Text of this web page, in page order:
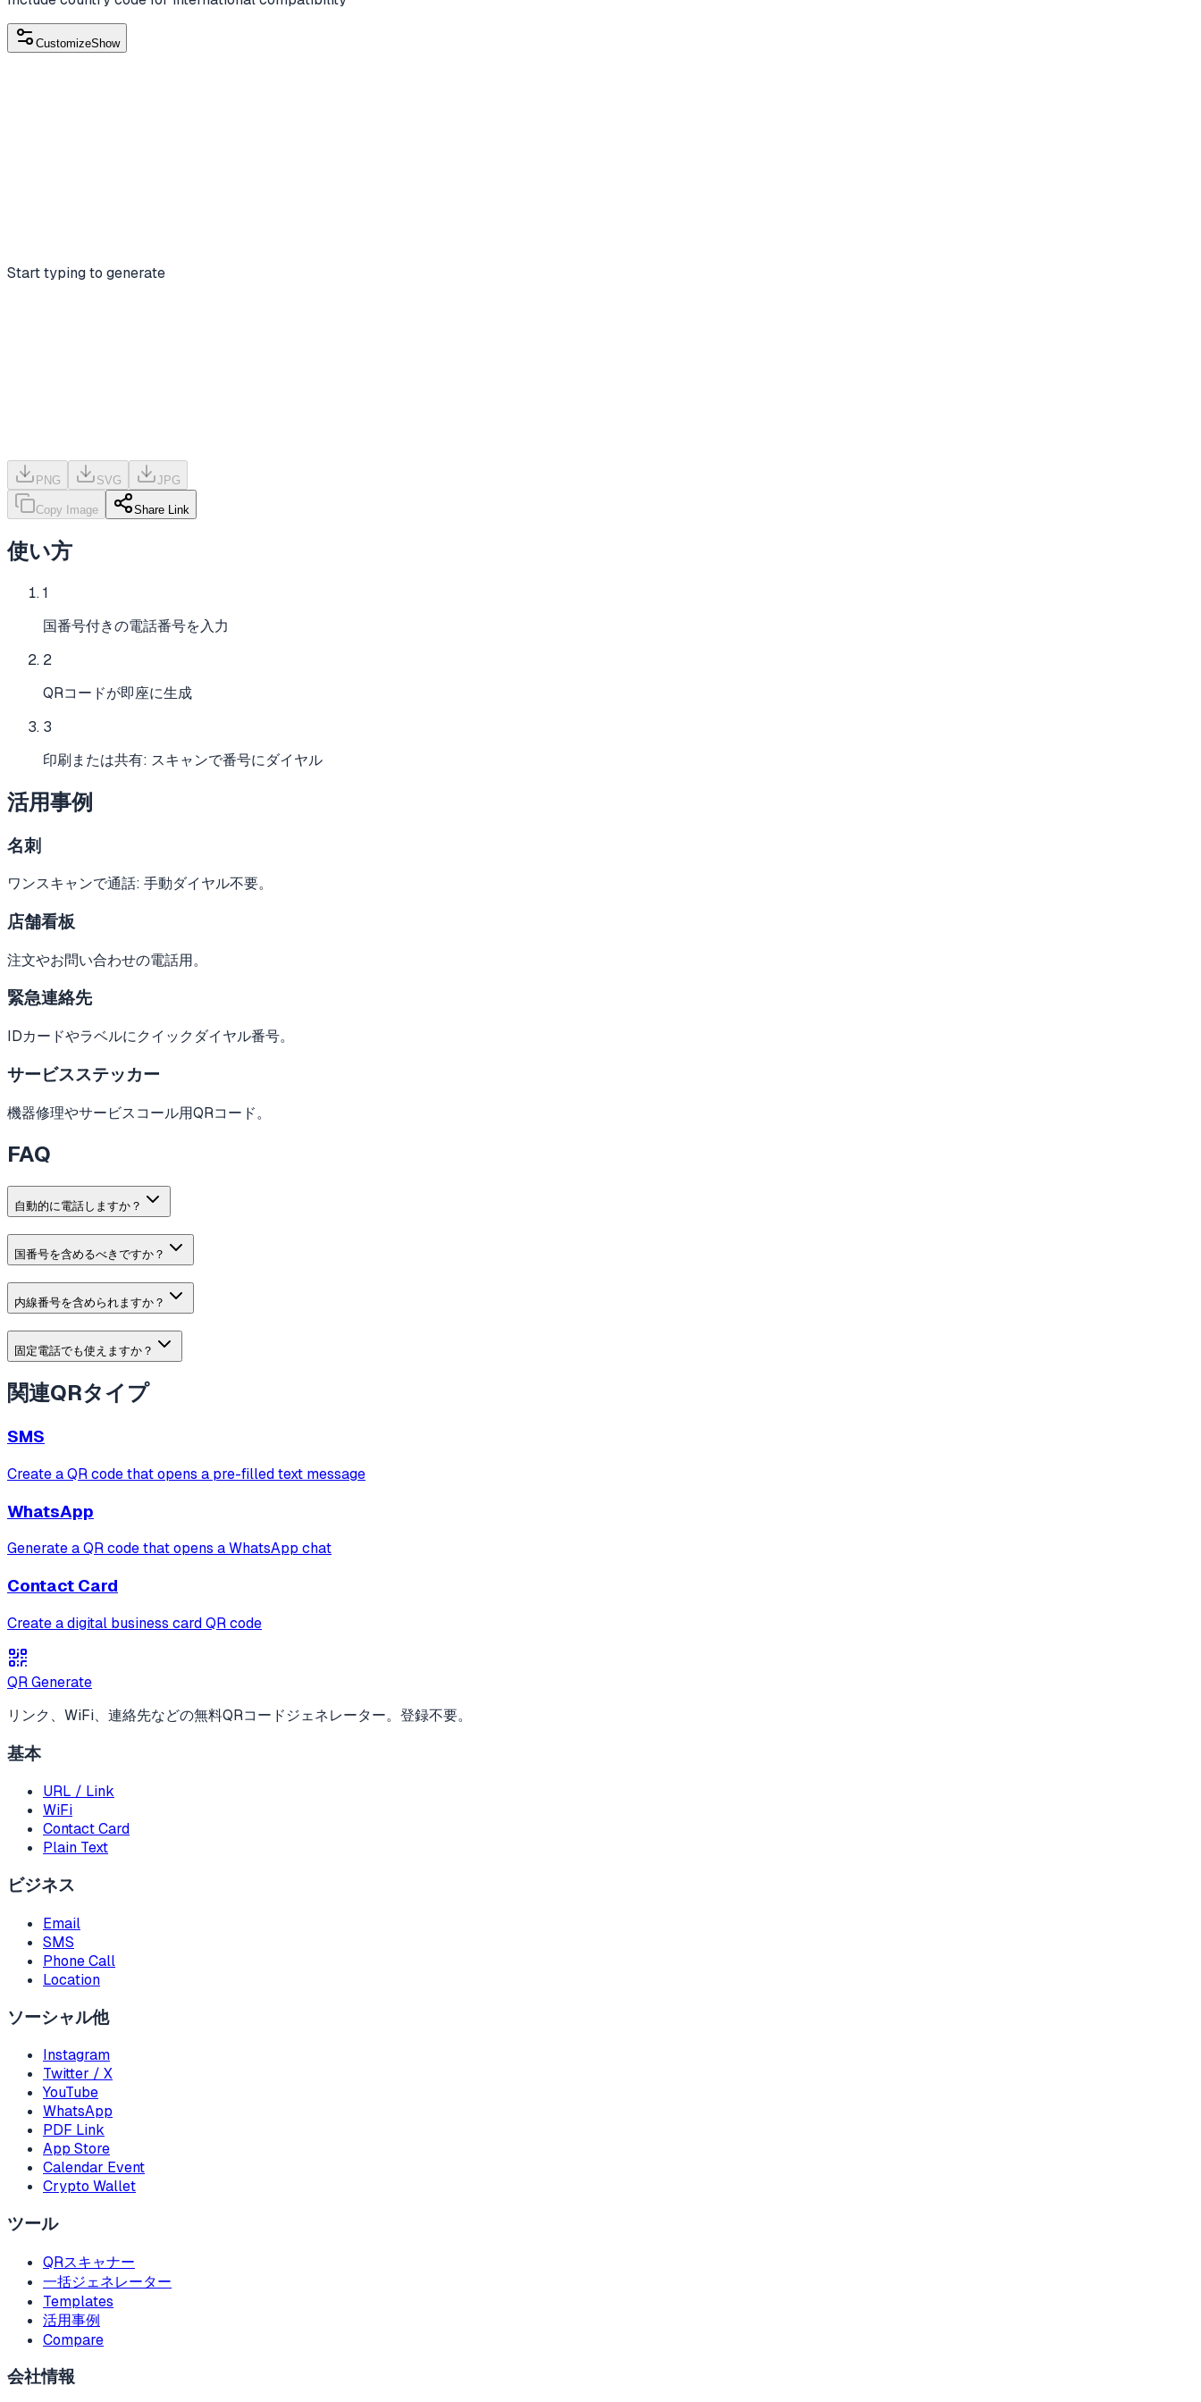
CustomizeShow
Start typing to generate
PNG SVG JPG
Copy Image Share Link
使い方
1
国番号付きの電話番号を入力
2
QRコードが即座に生成
3
印刷または共有: スキャンで番号にダイヤル
活用事例
名刺
ワンスキャンで通話: 手動ダイヤル不要。
店舗看板
注文やお問い合わせの電話用。
緊急連絡先
IDカードやラベルにクイックダイヤル番号。
サービスステッカー
機器修理やサービスコール用QRコード。
FAQ
自動的に電話しますか？
国番号を含めるべきですか？
内線番号を含められますか？
固定電話でも使えますか？
関連QRタイプ
SMS
Create a QR code that opens a pre-filled text message
WhatsApp
Generate a QR code that opens a WhatsApp chat
Contact Card
Create a digital business card QR code
QR Generate
リンク、WiFi、連絡先などの無料QRコードジェネレーター。登録不要。
基本
URL / Link
WiFi
Contact Card
Plain Text
ビジネス
Email
SMS
Phone Call
Location
ソーシャル他
Instagram
Twitter / X
YouTube
WhatsApp
PDF Link
App Store
Calendar Event
Crypto Wallet
ツール
QRスキャナー
一括ジェネレーター
Templates
活用事例
Compare
会社情報